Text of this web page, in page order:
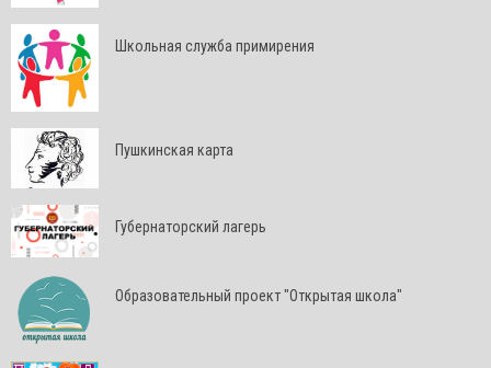
Школьная служба примирения
Пушкинская карта
Губернаторский лагерь
Образовательный проект "Открытая школа"